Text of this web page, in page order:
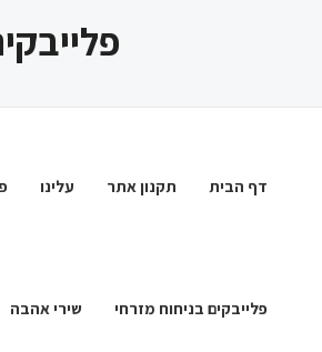
דף הבית תקנון אתר עלינו
פלייבקים בניחוח מזרחי שירי אהבה